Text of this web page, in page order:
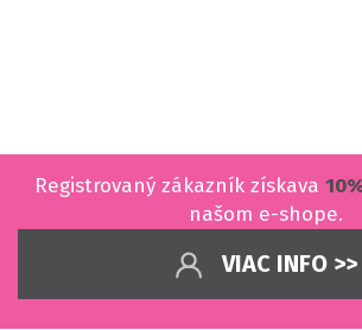
Registrovaný zákazník získava
našom e-shope.
VIAC INFO >>